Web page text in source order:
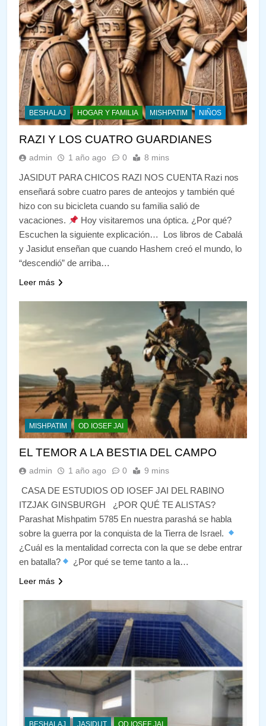
BESHALAJ HOGAR Y FAMILIA MISHPATIM NIÑOS
RAZI Y LOS CUATRO GUARDIANES
admin 1 año ago 0 8 mins
JASIDUT PARA CHICOS RAZI NOS CUENTA Razi nos
enseñará sobre cuatro pares de anteojos y también qué
hizo con su bicicleta cuando su familia salió de
vacaciones.
Hoy visitaremos una óptica. ¿Por qué?
Escuchen la siguiente explicación… Los libros de Cabalá
y Jasidut enseñan que cuando Hashem creó el mundo, lo
“descendió” de arriba…
Leer más
MISHPATIM OD IOSEF JAI
EL TEMOR A LA BESTIA DEL CAMPO
admin 1 año ago 0 9 mins
CASA DE ESTUDIOS OD IOSEF JAI DEL RABINO
ITZJAK GINSBURGH ¿POR QUÉ TE ALISTAS?
Parashat Mishpatim 5785 En nuestra parashá se habla
sobre la guerra por la conquista de la Tierra de Israel.
¿Cuál es la mentalidad correcta con la que se debe entrar
en batalla?
¿Por qué se teme tanto a la…
Leer más
BESHALAJ JASIDUT OD IOSEF JAI